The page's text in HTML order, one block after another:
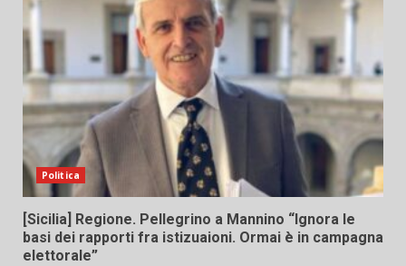
Politica
[Sicilia] Regione. Pellegrino a Mannino “Ignora le
basi dei rapporti fra istizuaioni. Ormai è in campagna
elettorale”